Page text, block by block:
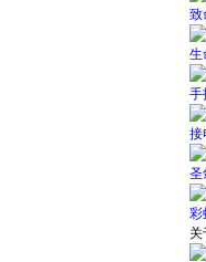
致
生
手
接
圣
彩
关